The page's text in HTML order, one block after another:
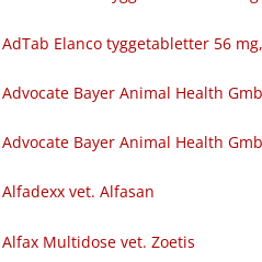
AdTab Elanco tyggetabletter 56
Advocate Bayer Animal Health
Advocate Bayer Animal Health
Alfadexx vet. Alfasan
Alfax Multidose vet. Zoetis